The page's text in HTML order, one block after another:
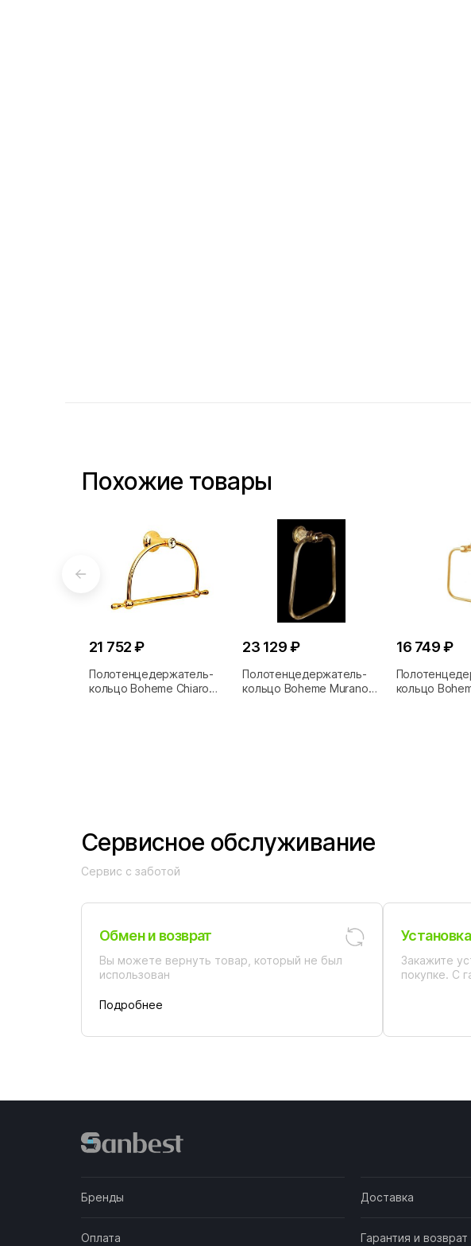
Похожие товары
21 752 ₽
Полотенцедержатель-
кольцо Boheme Chiaro
23 129 ₽
Полотенцедержатель-
кольцо Boheme Murano
16 749 ₽
кольцо
Сервисное обслуживание
Сервис с заботой
Обмен и возврат
Вы можете вернуть товар, который не был
использован
Подробнее
Установка
Закажите
покупке. С
Бренды Доставка
Оплата Гарантия и возврат